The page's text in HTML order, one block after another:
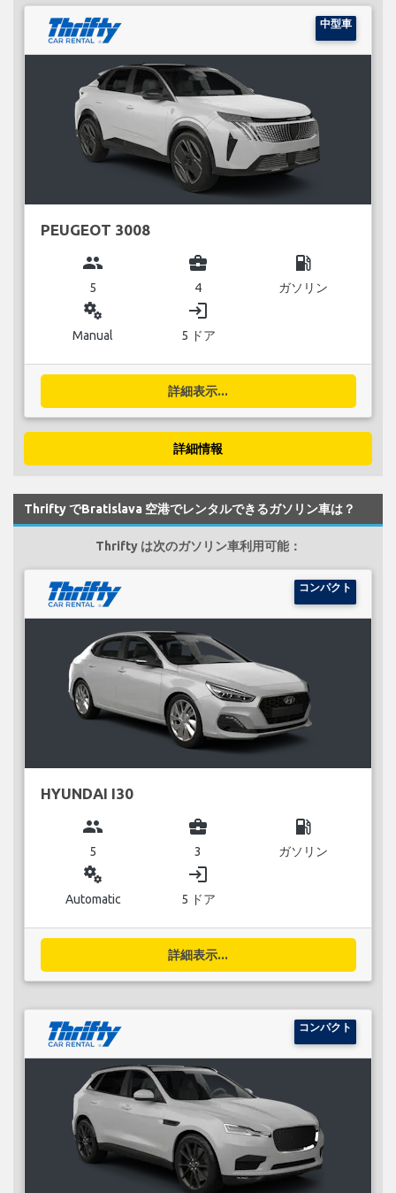
中型車
PEUGEOT 3008
group
5
business_center
4
local_gas_station
ガソリン
miscellaneous_services
Manual
login
5 ドア
詳細表示...
詳細情報
Thrifty でBratislava 空港でレンタルできるガソリン車は？
Thrifty は次のガソリン車利用可能：
コンパクト
HYUNDAI I30
group
5
business_center
3
local_gas_station
ガソリン
miscellaneous_services
Automatic
login
5 ドア
詳細表示...
コンパクト